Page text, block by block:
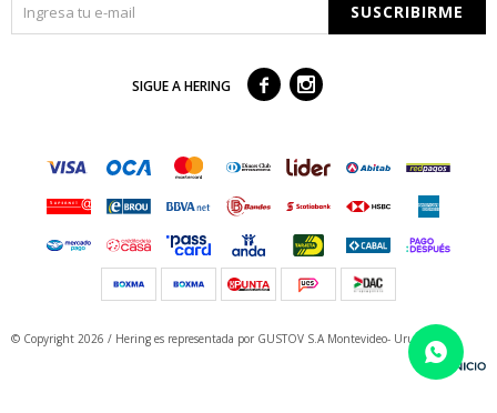
SUSCRIBIRME
SIGUE A HERING  
© Copyright 2026 / Hering es representada por GUSTOV S.A Montevideo- Uruguay